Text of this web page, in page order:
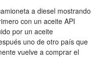
a diesel mostrando
con un aceite API
por un aceite
uno de otro país que
vuelve a comprar el